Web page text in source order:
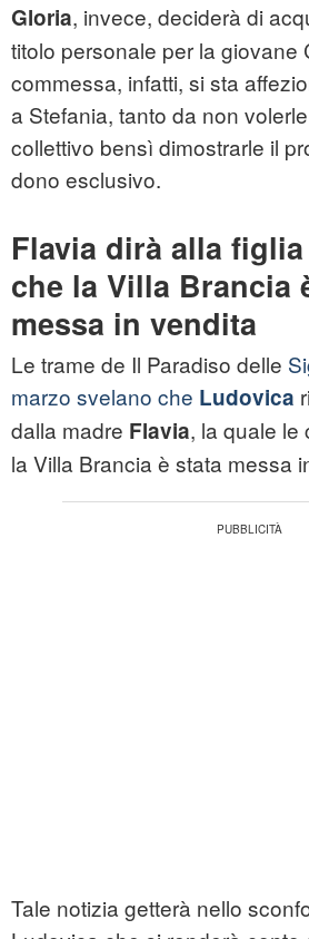
Gloria, invece, deciderà di
titolo personale per la giovane
commessa, infatti, si sta
a Stefania, tanto da non
collettivo bensì dimostrarle il
dono esclusivo.
Flavia dirà alla
che la Villa Brancia
messa in vendita
Le trame de Il Paradiso delle
marzo svelano che Ludovica
dalla madre Flavia, la quale le
la Villa Brancia è stata messa
Tale notizia getterà nello